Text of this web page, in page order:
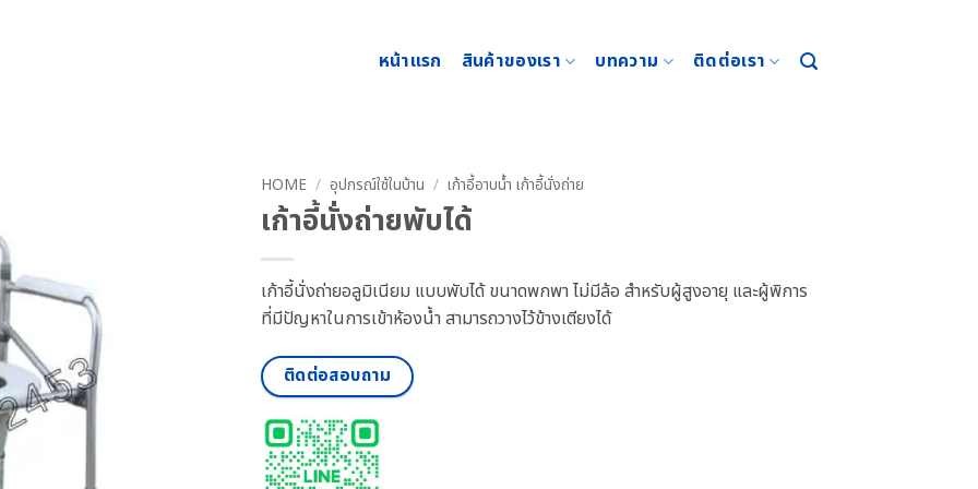
หน้าแรก สินค้าของเรา บทความ ติดต่อเรา
HOME / อุปกรณ์ใช้ในบ้าน / เก้าอี้อาบน้ำ เก้าอี้นั่งถ่าย
เก้าอี้นั่งถ่ายพับได้
เก้าอี้นั่งถ่ายอลูมิเนียม แบบพับได้ ขนาดพกพา ไม่มีล้อ สำหรับผู้สูงอายุ และผู้พิการ
ที่มีปัญหาในการเข้าห้องน้ำ สามารถวางไว้ข้างเตียงได้
ติดต่อสอบถาม